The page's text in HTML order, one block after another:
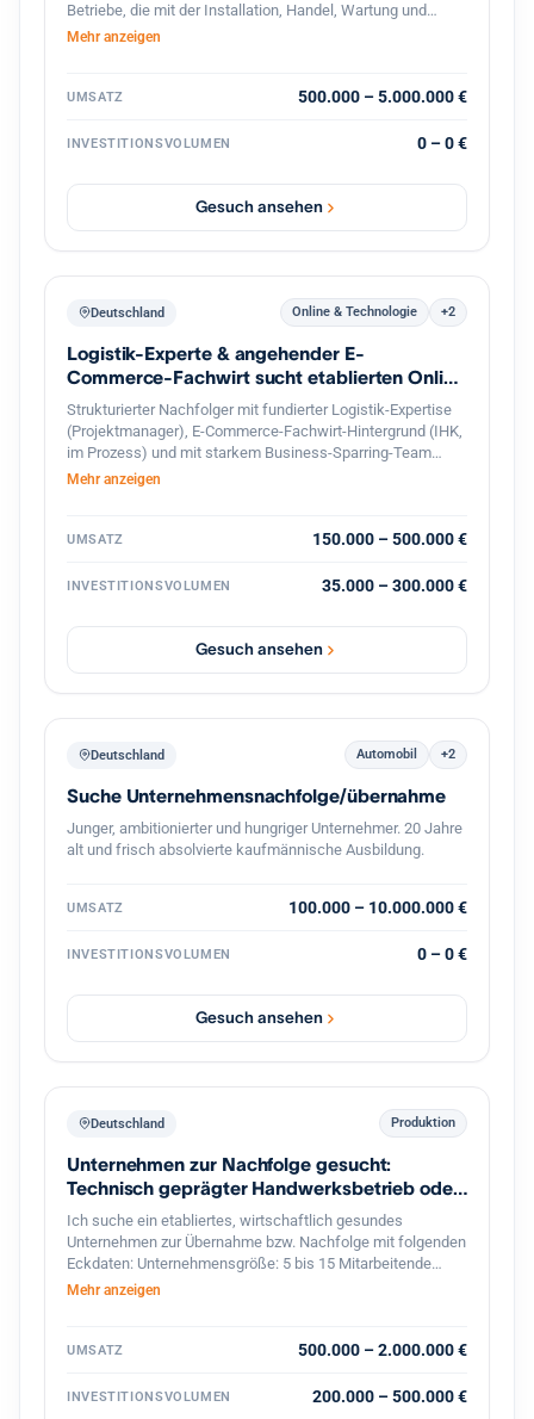
Betriebe, die mit der Installation, Handel, Wartung und
Verkauf von Solar- / PV-Anlagen, PV-Module, Speicher,
Installation, Betrieb, Wartung und Verkauf von Solar- / PV-
Brandenburg, Sachsen, Bayern, Baden-Württemberg,
Mitarbeiter: 5-50 Umsatz: 0,5-5 MEUR Beteiligung: 60% aber
flexibel, partnerschaftlich Management: Altgesellschafter
gerne weiter aktiv
Mehr anzeigen
UMSATZ 500.000 – 5.000.000 €
INVESTITIONSVOLUMEN 0 – 0 €
Gesuch ansehen
Deutschland Online & Technologie +2
Logistik-Experte & angehender E-
Commerce-Fachwirt sucht etablierten Online
Shop
Strukturierter Nachfolger mit fundierter Logistik-Expertise
(Projektmanager), E-Commerce-Fachwirt-Hintergrund (IHK,
im Prozess) und mit starkem Business-Sparring-Team
Unterstützung, sucht profitablen Online-Shop in
garantiert.
Mehr anzeigen
UMSATZ 150.000 – 500.000 €
INVESTITIONSVOLUMEN 35.000 – 300.000 €
Gesuch ansehen
Deutschland Automobil +2
Suche Unternehmensnachfolge/übernahme
Junger, ambitionierter und hungriger Unternehmer. 20 Jahre
alt und frisch absolvierte kaufmännische Ausbildung.
UMSATZ 100.000 – 10.000.000 €
INVESTITIONSVOLUMEN 0 – 0 €
Gesuch ansehen
Deutschland Produktion
Unternehmen zur Nachfolge gesucht:
Technisch geprägter Handwerksbetrieb oder
KMU
Ich suche ein etabliertes, wirtschaftlich gesundes
Unternehmen zur Übernahme bzw. Nachfolge mit folgenden
Eckdaten: Unternehmensgröße: 5 bis 15 Mitarbeitende
Umsatz: etwa 800.000 bis 2 Mio. Euro Branche: Handwerk,
stabiler, möglichst diversifizierter Kundenstamm Produkte &
ersetzenden Technologien oder Leistungen Perspektive:
Mehr anzeigen
UMSATZ 500.000 – 2.000.000 €
INVESTITIONSVOLUMEN 200.000 – 500.000 €